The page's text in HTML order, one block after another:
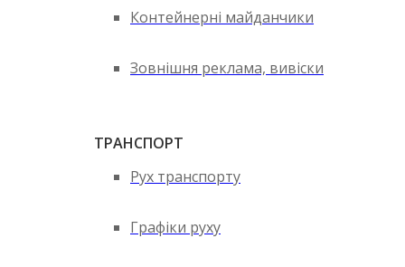
Контейнерні майданчики
Зовнішня реклама, вивіски
ТРАНСПОРТ
Рух транспорту
Графіки руху